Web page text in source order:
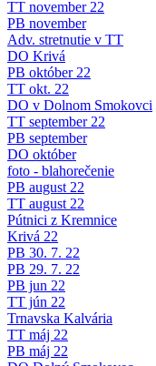
TT november 22
PB november
Adv. stretnutie v TT
DO Krivá
PB október 22
TT okt. 22
DO v Dolnom Smokovci
TT september 22
PB september
DO október
foto - blahorečenie
PB august 22
TT august 22
Pútnici z Kremnice
Krivá 22
PB 30. 7. 22
PB 29. 7. 22
PB jun 22
TT jún 22
Trnavska Kalvária
TT máj 22
PB máj 22